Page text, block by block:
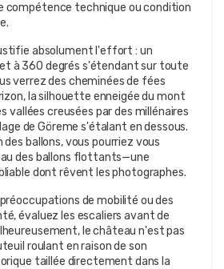
compétence technique ou condition
absolument l'effort : un
à 360 degrés s'étendant sur toute
verrez des cheminées de fées
la silhouette enneigée du mont
vallées creusées par des millénaires
de Göreme s'étalant en dessous.
des ballons, vous pourriez vous
des ballons flottants—une
dont rêvent les photographes.
de mobilité ou des
évaluez les escaliers avant de
le château n'est pas
roulant en raison de son
taillée directement dans la